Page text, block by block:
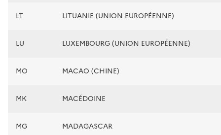
LT LITUANIE (UNION EUROPÉENNE)
LU LUXEMBOURG (UNION EUROPÉENNE)
MO MACAO (CHINE)
MK MACÉDOINE
MG MADAGASCAR